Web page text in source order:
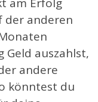
der anderen
Geld auszahlst,
andere
könntest du